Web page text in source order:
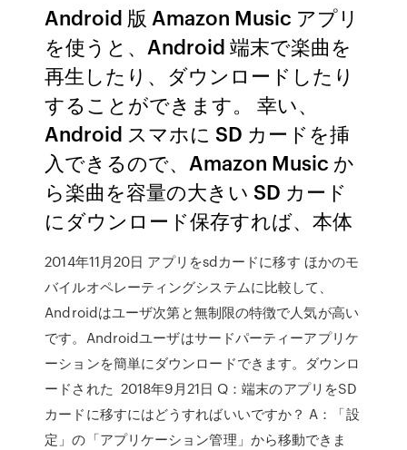
Android 版 Amazon Music アプリ
を使うと、Android 端末で楽曲を
再生したり、ダウンロードしたり
することができます。 幸い、
Android スマホに SD カードを挿
入できるので、Amazon Music か
ら楽曲を容量の大きい SD カード
にダウンロード保存すれば、本体
2014年11月20日 アプリをsdカードに移す ほかのモ
バイルオペレーティングシステムに比較して、
Androidはユーザ次第と無制限の特徴で人気が高い
です。Androidユーザはサードパーティーアプリケ
ーションを簡単にダウンロードできます。ダウンロ
ードされた 2018年9月21日 Q：端末のアプリをSD
カードに移すにはどうすればいいですか？ A：「設
定」の「アプリケーション管理」から移動できま